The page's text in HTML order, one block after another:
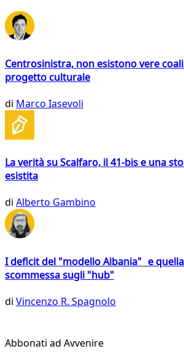
Centrosinistra, non esistono vere
progetto culturale
di Marco Iasevoli
La verità su Scalfaro, il 41-bis e una
esistita
di Alberto Gambino
I deficit del "modello Albania" e
scommessa sugli "hub"
di Vincenzo R. Spagnolo
Abbonati ad Avvenire